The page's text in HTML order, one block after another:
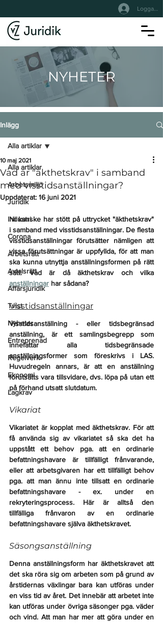
Logga In
NYHETER
Inlägg
Alla artiklar
Arbetsmiljö
Juridik
Industri
Corona
Arbetsrätt
Avtalsrätt
Affärsjuridik
Tvist
Nyheter
Entreprenad
Regelverk
Ekonomi
Lagkrav
Alla artiklar
Vad är "äkthetskrav" i samband
med visstidsanställningar?
10 maj 2021
Uppdaterat: 16 juni 2021
Ni kanske har stött på uttrycket "äkthetskrav"
i samband med visstidsanställningar. De flesta
visstidsanställningar förutsätter nämligen att
vissa förutsättningar är uppfyllda, för att man
ska kunna utnyttja anställningsformen på rätt
anställningar har sådana?
Visstidsanställningar
Visstidsanställning - eller tidsbegränsad
anställning, är ett samlingsbegrepp som
innefattar alla tidsbegränsade
anställningsformer som föreskrivs i LAS.
Huvudregeln annars, är att en anställning
förutsätts vara tillsvidare, dvs. löpa på utan ett
på förhand utsatt slutdatum.
Vikariat
Vikariatet är kopplat med äkthetskrav. För att
få använda sig av vikariatet så ska det ha
uppstått ett behov pga. att en ordinarie
befattningshavare är tillfälligt frånvarande,
eller att arbetsgivaren har ett tillfälligt behov
pga. att man ännu inte tillsatt en ordinarie
befattningshavare - ex. under en
rekryteringsprocess. Här är alltså den
tillfälliga frånvaron av en ordinarie
befattningshavare själva äkthetskravet.
Säsongsanställning
Denna anställningsform har äkthetskravet att
det ska röra sig om arbeten som på grund av
årstidernas växlingar bara kan utföras under
en viss tid av året. Det innebär att arbetet inte
kan utföras under övriga säsonger pga. väder
och vind. Att man har mer att göra under en